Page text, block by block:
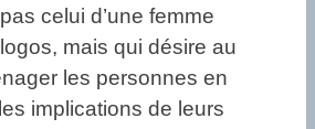
celui d’une femme
mais qui désire au
les personnes en
implications de leurs